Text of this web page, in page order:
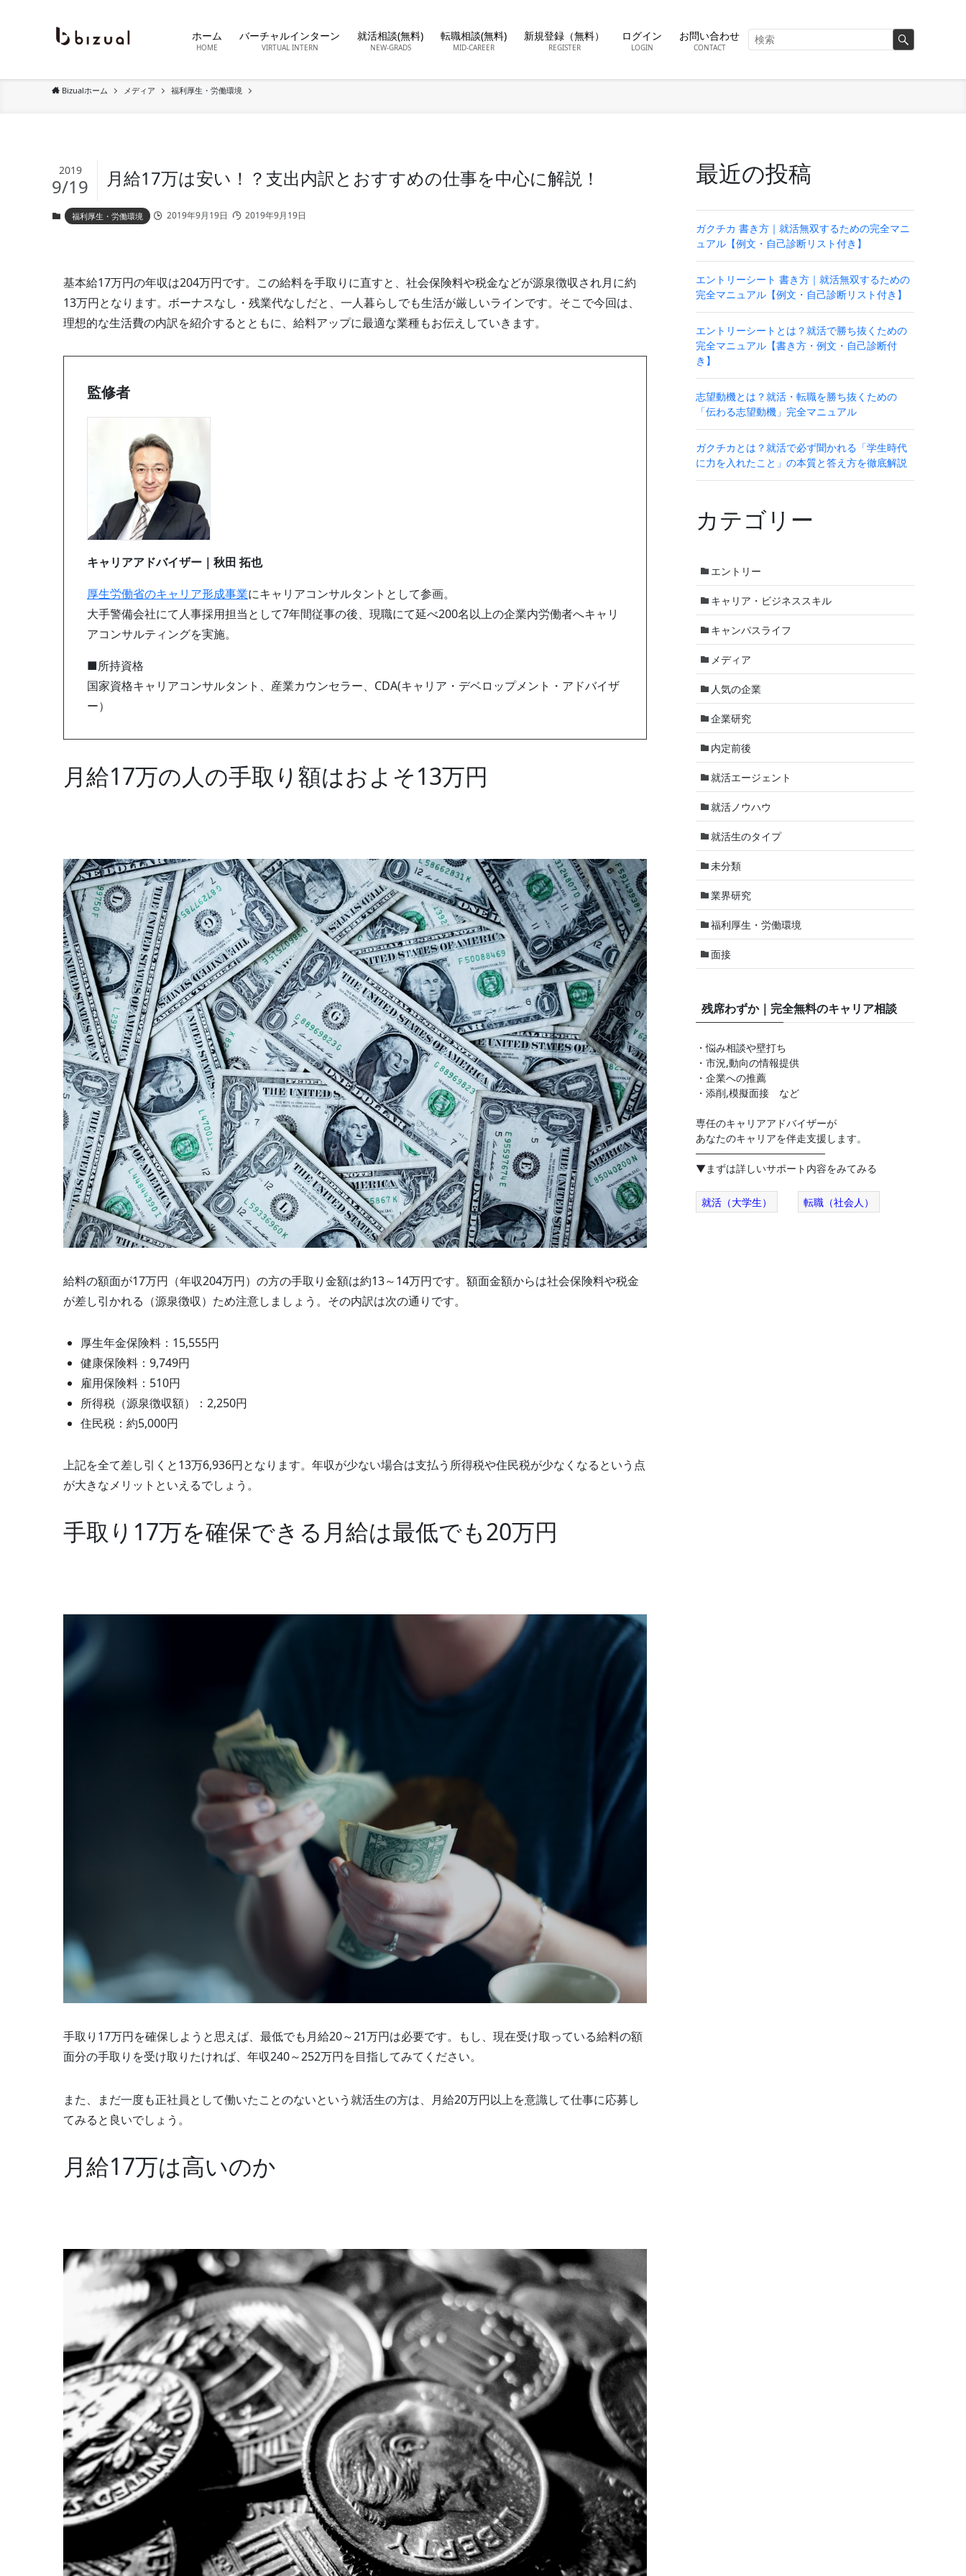
ホーム
HOME
バーチャルインターン
VIRTUAL INTERN
就活相談(無料)
NEW-GRADS
転職相談(無料)
MID-CAREER
新規登録（無料）
REGISTER
ログイン
LOGIN
お問い合わせ
CONTACT
Bizualホーム メディア 福利厚生・労働環境
月給17万は安い！？支出内訳とおすすめの仕事を中心に解説！
2019
9/19
福利厚生・労働環境 2019年9月19日 2019年9月19日
基本給17万円の年収は204万円です。この給料を手取りに直すと、社会保険料や税金などが源泉徴収され月に約
13万円となります。ボーナスなし・残業代なしだと、一人暮らしでも生活が厳しいラインです。そこで今回は、
理想的な生活費の内訳を紹介するとともに、給料アップに最適な業種もお伝えしていきます。
監修者
キャリアアドバイザー｜秋田 拓也
厚生労働省のキャリア形成事業にキャリアコンサルタントとして参画。
大手警備会社にて人事採用担当として7年間従事の後、現職にて延べ200名以上の企業内労働者へキャリ
アコンサルティングを実施。
■所持資格
国家資格キャリアコンサルタント、産業カウンセラー、CDA(キャリア・デベロップメント・アドバイザ
ー）
月給17万の人の手取り額はおよそ13万円
給料の額面が17万円（年収204万円）の方の手取り金額は約13～14万円です。額面金額からは社会保険料や税金
が差し引かれる（源泉徴収）ため注意しましょう。その内訳は次の通りです。
厚生年金保険料：15,555円
健康保険料：9,749円
雇用保険料：510円
所得税（源泉徴収額）：2,250円
住民税：約5,000円
上記を全て差し引くと13万6,936円となります。年収が少ない場合は支払う所得税や住民税が少なくなるという点
が大きなメリットといえるでしょう。
手取り17万を確保できる月給は最低でも20万円
手取り17万円を確保しようと思えば、最低でも月給20～21万円は必要です。もし、現在受け取っている給料の額
面分の手取りを受け取りたければ、年収240～252万円を目指してみてください。
また、まだ一度も正社員として働いたことのないという就活生の方は、月給20万円以上を意識して仕事に応募し
てみると良いでしょう。
月給17万は高いのか
最近の投稿
ガクチカ 書き方｜就活無双するための完全マニ
ュアル【例文・自己診断リスト付き】
エントリーシート 書き方｜就活無双するための
完全マニュアル【例文・自己診断リスト付き】
エントリーシートとは？就活で勝ち抜くための
完全マニュアル【書き方・例文・自己診断付
き】
志望動機とは？就活・転職を勝ち抜くための
「伝わる志望動機」完全マニュアル
ガクチカとは？就活で必ず聞かれる「学生時代
に力を入れたこと」の本質と答え方を徹底解説
カテゴリー
エントリー
キャリア・ビジネススキル
キャンパスライフ
メディア
人気の企業
企業研究
内定前後
就活エージェント
就活ノウハウ
就活生のタイプ
未分類
業界研究
福利厚生・労働環境
面接
残席わずか｜完全無料のキャリア相談
・悩み相談や壁打ち
・市況,動向の情報提供
・企業への推薦
・添削,模擬面接 など
専任のキャリアアドバイザーが
あなたのキャリアを伴走支援します。
──────────────────
▼まずは詳しいサポート内容をみてみる
就活（大学生） 転職（社会人）